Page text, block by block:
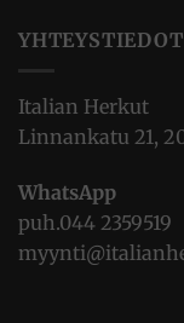
YHTEYSTIEDOT
Italian Herkut
Linnankatu 21,
WhatsApp
puh.044 2359519